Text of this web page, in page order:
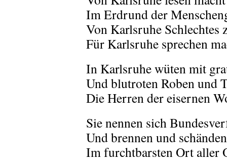
Im Erdrund der
Von Karlsruhe Schlechtes
Für Karlsruhe sprechen
In Karlsruhe wüten mit
Und blutroten Roben und
Die Herren der eisernen
Sie nennen sich
Und brennen und
Im furchtbarsten Ort aller